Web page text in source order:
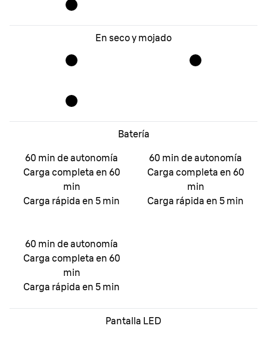
En seco y mojado
Batería
60 min de autonomía
Carga completa en 60
min
Carga rápida en 5 min
60 min de autonomía
Carga completa en 60
min
Carga rápida en 5 min
60 min de autonomía
Carga completa en 60
min
Carga rápida en 5 min
Pantalla LED